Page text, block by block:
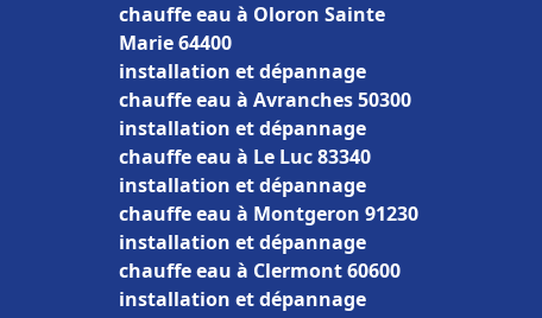
chauffe eau à Oloron Sainte
Marie 64400
installation et dépannage
chauffe eau à Avranches 50300
installation et dépannage
chauffe eau à Le Luc 83340
installation et dépannage
chauffe eau à Montgeron 91230
installation et dépannage
chauffe eau à Clermont 60600
installation et dépannage